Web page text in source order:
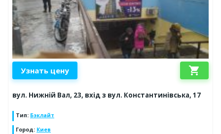
Узнать цену shopping_cart
вул. Нижній Вал, 23, вхід з вул. Константинівська, 17
Тип: Бэклайт
Город: Киев